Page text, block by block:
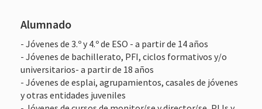
Alumnado
- Jóvenes de 3.º y 4.º de ESO - a partir de 14 años
- Jóvenes de bachillerato, PFI, ciclos formativos y/o
universitarios- a partir de 18 años
- Jóvenes de esplai, agrupamientos, casales de jóvenes
y otras entidades juveniles